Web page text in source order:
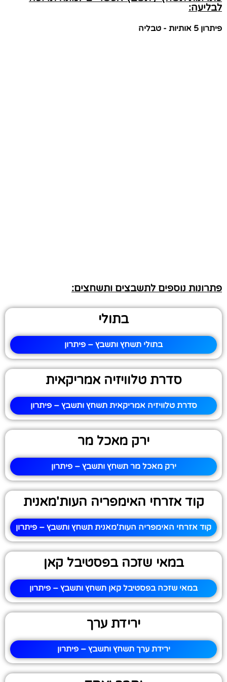
לבליעה:
פיתרון 5 אותיות - טבליה
פתרונות נוספים לתשבצים ותשחצים:
בתולי
בתולי תשחץ ותשבץ – פיתרון
סדרת טלוויזיה אמריקאית
סדרת טלוויזיה אמריקאית תשחץ ותשבץ – פיתרון
ירק מאכל מר
ירק מאכל מר תשחץ ותשבץ – פיתרון
קוד אזרחי האימפריה העות'מאנית
קוד אזרחי האימפריה העות'מאנית תשחץ ותשבץ – פיתרון
במאי שזכה בפסטיבל קאן
במאי שזכה בפסטיבל קאן תשחץ ותשבץ – פיתרון
ירידת ערך
ירידת ערך תשחץ ותשבץ – פיתרון